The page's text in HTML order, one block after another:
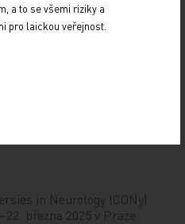
in Neurology (CONy)
března 2025 v Praze.
a to se všemi riziky a
pro laickou veřejnost.